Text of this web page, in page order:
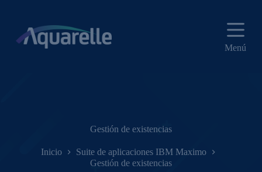
Menú
Gestión de existencias
Inicio
Suite de aplicaciones IBM Maximo
Gestión de existencias